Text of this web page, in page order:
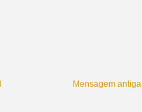
Mensagem antiga